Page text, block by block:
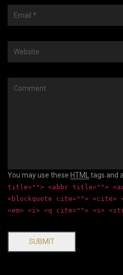
You may use these HTMLtags and
title=""> <abbr title="">
<blockquote cite=""> <cite>
<em> <i> <q cite=""> <s>
SUBMIT